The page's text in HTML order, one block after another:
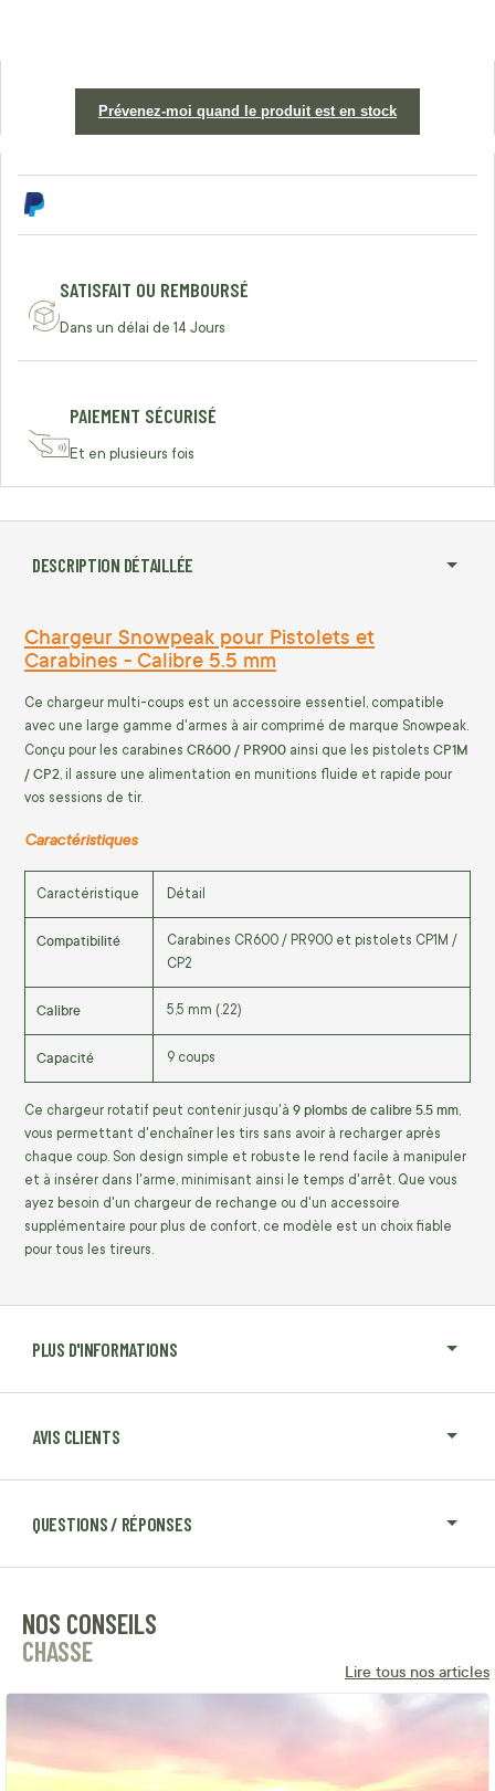
Prévenez-moi quand le produit est en stock
SATISFAIT OU REMBOURSÉ
Dans un délai de 14 Jours
PAIEMENT SÉCURISÉ
Et en plusieurs fois
DESCRIPTION DÉTAILLÉE
PLUS D'INFORMATIONS
AVIS CLIENTS
QUESTIONS / RÉPONSES
Chargeur Snowpeak pour Pistolets et
Carabines - Calibre 5.5 mm
Ce chargeur multi-coups est un accessoire essentiel, compatible
avec une large gamme d'armes à air comprimé de marque Snowpeak.
Conçu pour les carabines CR600 / PR900 ainsi que les pistolets CP1M
/ CP2, il assure une alimentation en munitions fluide et rapide pour
vos sessions de tir.
Caractéristiques
Caractéristique Détail
Compatibilité
Carabines CR600 / PR900 et pistolets CP1M /
CP2
Calibre 5,5 mm (.22)
Capacité 9 coups
Ce chargeur rotatif peut contenir jusqu'à 9 plombs de calibre 5.5 mm
vous permettant d'enchaîner les tirs sans avoir à recharger après
chaque coup. Son design simple et robuste le rend facile à manipuler
et à insérer dans l'arme, minimisant ainsi le temps d'arrêt. Que vous
ayez besoin d'un chargeur de rechange ou d'un accessoire
supplémentaire pour plus de confort, ce modèle est un choix fiable
pour tous les tireurs.
NOS CONSEILS
CHASSE
Lire tous nos articles